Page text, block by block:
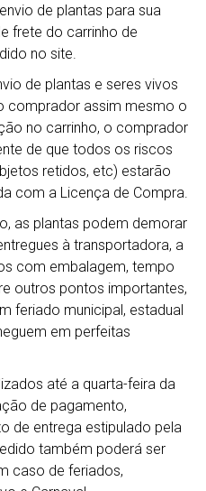
de plantas para sua
frete do carrinho de
no site.
de plantas e seres vivos
comprador assim mesmo o
no carrinho, o comprador
de que todos os riscos
retidos, etc) estarão
com a Licença de Compra.
as plantas podem demorar
à transportadora, a
com embalagem, tempo
outros pontos importantes,
feriado municipal, estadual
em perfeitas
até a quarta-feira da
de pagamento,
de entrega estipulado pela
também poderá ser
caso de feriados,